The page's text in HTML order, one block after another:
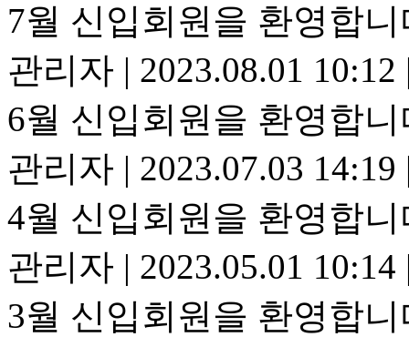
7월 신입회원을 환영합니
관리자 | 2023.08.01 10:12
6월 신입회원을 환영합니
관리자 | 2023.07.03 14:19
4월 신입회원을 환영합니
관리자 | 2023.05.01 10:14
3월 신입회원을 환영합니